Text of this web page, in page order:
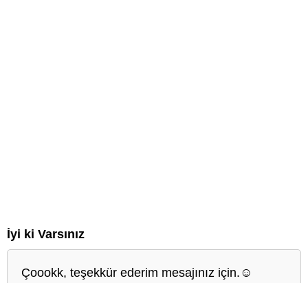
İyi ki Varsınız
Çoookk, teşekkür ederim mesajınız için.☺️